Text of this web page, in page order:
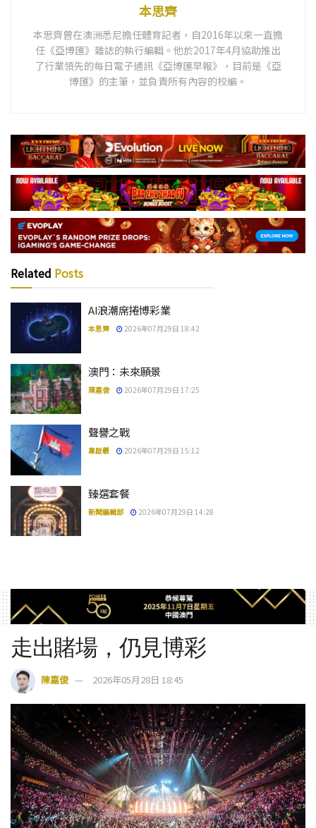
本思齊
本思齊曾在澳洲悉尼擔任體育記者，自2016年以來一直擔
任《亞博匯》雜誌的執行編輯。他於2017年4月協助推出
了行業領先的每日電子通訊《亞博匯早報》，目前是《亞
博匯》的主筆，並負責所有內容的校編。
Related Posts
AI浪潮席捲博彩業
本思齊 2026年07月29日 18:42
澳門：未來願景
陳嘉俊 2026年07月29日 17:25
聲譽之戰
韋啟羲 2026年07月29日 15:12
臻選套餐
新聞編輯部 2026年07月29日 14:28
走出賭場，仍見博彩
陳嘉俊 2026年05月28日 18:45